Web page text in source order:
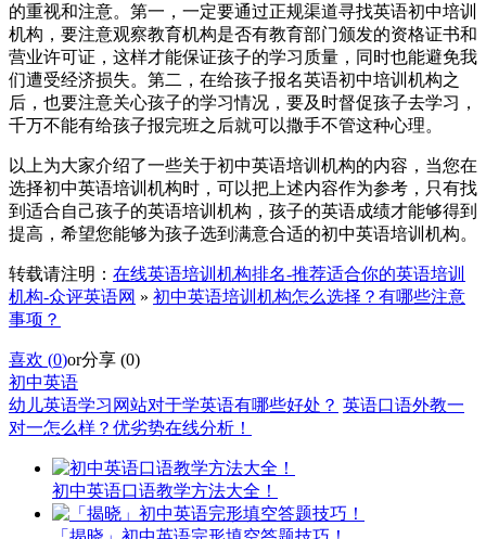
的重视和注意。第一，一定要通过正规渠道寻找英语初中培训
机构，要注意观察教育机构是否有教育部门颁发的资格证书和
营业许可证，这样才能保证孩子的学习质量，同时也能避免我
们遭受经济损失。第二，在给孩子报名英语初中培训机构之
后，也要注意关心孩子的学习情况，要及时督促孩子去学习，
千万不能有给孩子报完班之后就可以撒手不管这种心理。
以上为大家介绍了一些关于初中英语培训机构的内容，当您在
选择初中英语培训机构时，可以把上述内容作为参考，只有找
到适合自己孩子的英语培训机构，孩子的英语成绩才能够得到
提高，希望您能够为孩子选到满意合适的初中英语培训机构。
转载请注明： 在线英语培训机构排名-推荐适合你的英语培训
机构-众评英语网 » 初中英语培训机构怎么选择？有哪些注意
事项？
喜欢 (0)or分享 (0)
初中英语
幼儿英语学习网站对于学英语有哪些好处？ 英语口语外教一
对一怎么样？优劣势在线分析！
初中英语口语教学方法大全！